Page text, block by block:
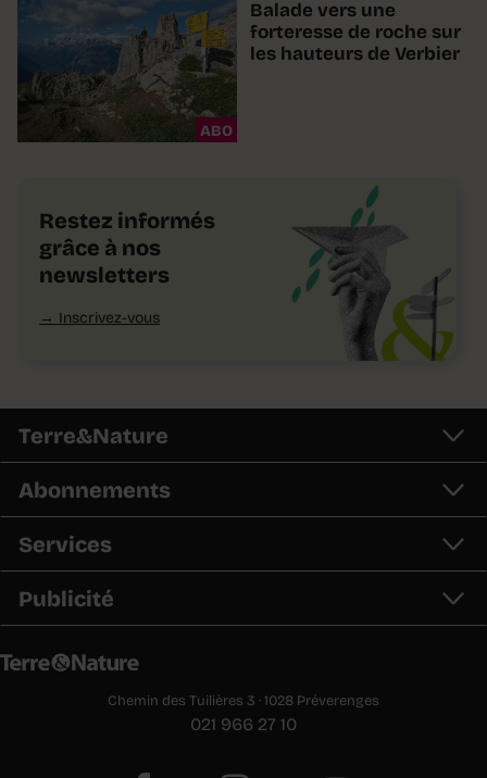
ABO
Balade vers une
forteresse de roche sur
les hauteurs de Verbier
Restez informés
grâce à nos
newsletters
Inscrivez-vous
Terre&Nature
Abonnements
Services
Publicité
Chemin des Tuilières 3 · 1028 Préverenges
021 966 27 10